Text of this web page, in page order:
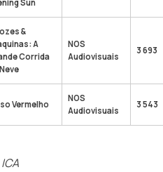
Sun
&
A
Corrida
NOS
Audiovisuais
3 693
Vermelho
NOS
Audiovisuais
3 543